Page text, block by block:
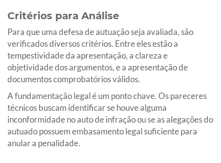
Critérios para Análise
Para que uma defesa de autuação seja avaliada, são
verificados diversos critérios. Entre eles estão a
tempestividade da apresentação, a clareza e
objetividade dos argumentos, e a apresentação de
documentos comprobatórios válidos.
A fundamentação legal é um ponto chave. Os pareceres
técnicos buscam identificar se houve alguma
inconformidade no auto de infração ou se as alegações do
autuado possuem embasamento legal suficiente para
anular a penalidade.